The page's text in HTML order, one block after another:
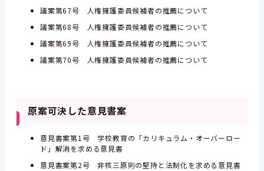
議案第67号 人権擁護委員候補者の推薦について
議案第68号 人権擁護委員候補者の推薦について
議案第69号 人権擁護委員候補者の推薦について
議案第70号 人権擁護委員候補者の推薦について
原案可決した意見書案
意見書案第1号 学校教育の「カリキュラム・オーバーロー
ド」解消を求める意見書
意見書案第2号 非核三原則の堅持と法制化を求める意見書